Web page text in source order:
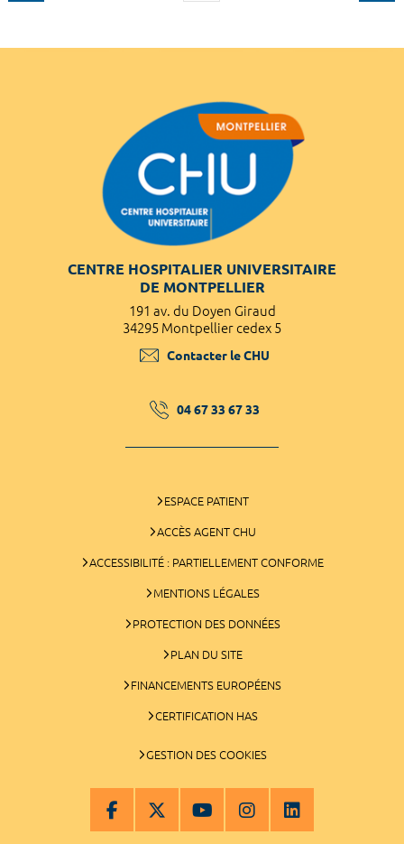
CENTRE HOSPITALIER UNIVERSITAIRE
DE MONTPELLIER
191 av. du Doyen Giraud
34295 Montpellier cedex 5
Contacter le CHU
04 67 33 67 33
ESPACE PATIENT
ACCÈS AGENT CHU
ACCESSIBILITÉ : PARTIELLEMENT CONFORME
MENTIONS LÉGALES
PROTECTION DES DONNÉES
PLAN DU SITE
FINANCEMENTS EUROPÉENS
CERTIFICATION HAS
GESTION DES COOKIES